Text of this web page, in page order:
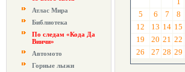
Атлас Мира
Библиотека
По следам «Кода Да
Винчи»
Автомото
Горные лыжи
5
6 7 8
12
13 14 15
19
20 21 22
26
27 28 29